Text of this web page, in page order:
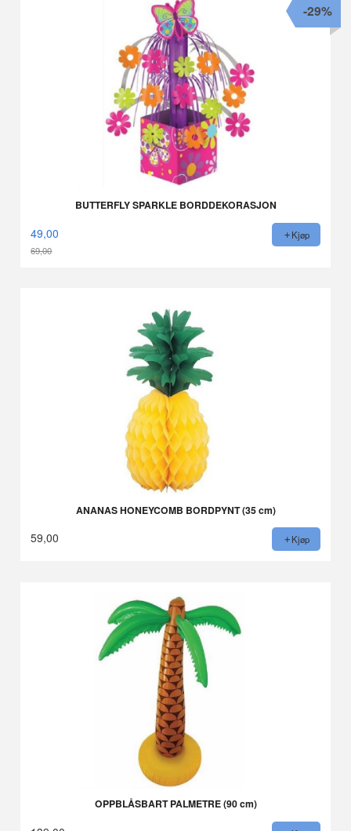
BUTTERFLY SPARKLE BORDDEKORASJON
49,00
69,00
-29%
Kjøp
ANANAS HONEYCOMB BORDPYNT (35 cm)
59,00 Kjøp
OPPBLÅSBART PALMETRE (90 cm)